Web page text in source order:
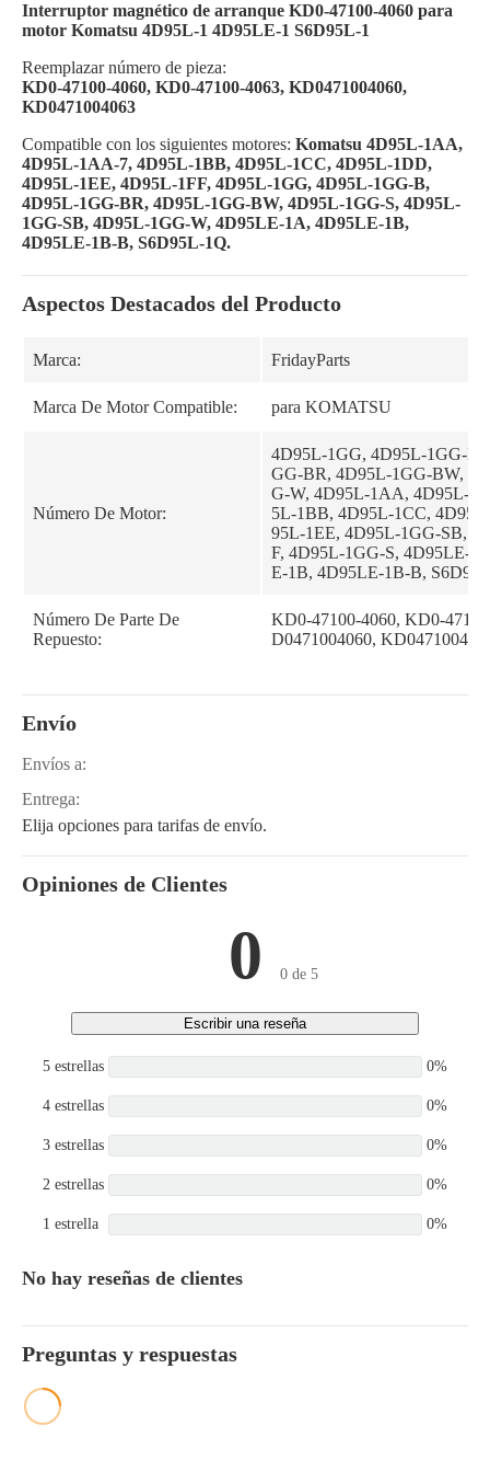
Interruptor magnético de arranque KD0-47100-4060 para
motor Komatsu 4D95L-1 4D95LE-1 S6D95L-1
Reemplazar número de pieza:
KD0-47100-4060, KD0-47100-4063, KD0471004060,
KD0471004063
Compatible con los siguientes motores: Komatsu 4D95L-1AA,
4D95L-1AA-7, 4D95L-1BB, 4D95L-1CC, 4D95L-1DD,
4D95L-1EE, 4D95L-1FF, 4D95L-1GG, 4D95L-1GG-B,
4D95L-1GG-BR, 4D95L-1GG-BW, 4D95L-1GG-S, 4D95L-
1GG-SB, 4D95L-1GG-W, 4D95LE-1A, 4D95LE-1B,
4D95LE-1B-B, S6D95L-1Q.
Aspectos Destacados del Producto
Marca: FridayParts
Marca De Motor Compatible: para KOMATSU
Número De Motor:
4D95L-1GG, 4D95L-1GG-B,
GG-BR, 4D95L-1GG-BW,
G-W, 4D95L-1AA, 4D95L-
5L-1BB, 4D95L-1CC,
95L-1EE, 4D95L-1GG-SB,
F, 4D95L-1GG-S, 4D95LE-
E-1B, 4D95LE-1B-B,
Número De Parte De
Repuesto:
KD0-47100-4060, KD0-
D0471004060,
Envío
Envíos a:
Entrega:
Elija opciones para tarifas de envío.
Opiniones de Clientes
0 0 de 5
Escribir una reseña
5 estrellas 0%
4 estrellas 0%
3 estrellas 0%
2 estrellas 0%
1 estrella 0%
No hay reseñas de clientes
Preguntas y respuestas